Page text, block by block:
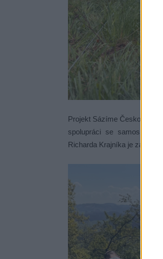
Projekt Sázíme Česko
spolupráci se
Richarda Krajníka je zásadní